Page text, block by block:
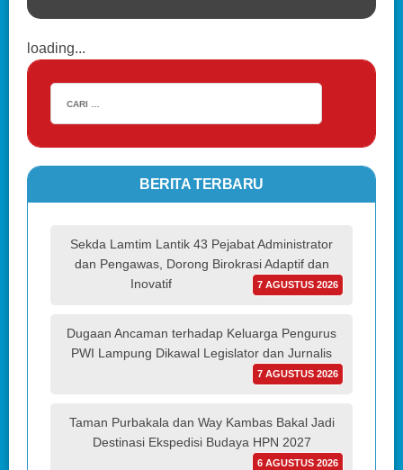
loading...
BERITA TERBARU
Sekda Lamtim Lantik 43 Pejabat Administrator
dan Pengawas, Dorong Birokrasi Adaptif dan
Inovatif
7 AGUSTUS 2026
Dugaan Ancaman terhadap Keluarga Pengurus
PWI Lampung Dikawal Legislator dan Jurnalis
7 AGUSTUS 2026
Taman Purbakala dan Way Kambas Bakal Jadi
Destinasi Ekspedisi Budaya HPN 2027
6 AGUSTUS 2026